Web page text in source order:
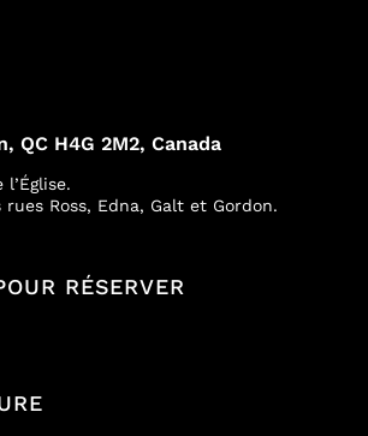
QC H4G 2M2, Canada
Ross, Edna, Galt et Gordon.
RÉSERVER